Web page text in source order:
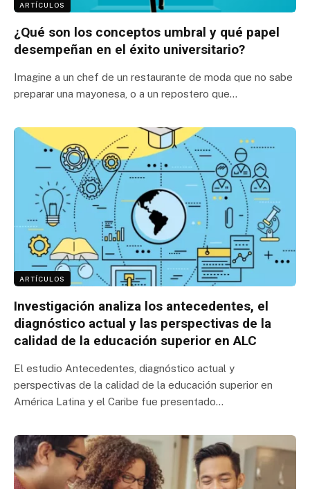
ARTÍCULOS
¿Qué son los conceptos umbral y qué papel
desempeñan en el éxito universitario?
Imagine a un chef de un restaurante de moda que no sabe
preparar una mayonesa, o a un repostero que…
ARTÍCULOS
Investigación analiza los antecedentes, el
diagnóstico actual y las perspectivas de la
calidad de la educación superior en ALC
El estudio Antecedentes, diagnóstico actual y
perspectivas de la calidad de la educación superior en
América Latina y el Caribe fue presentado…